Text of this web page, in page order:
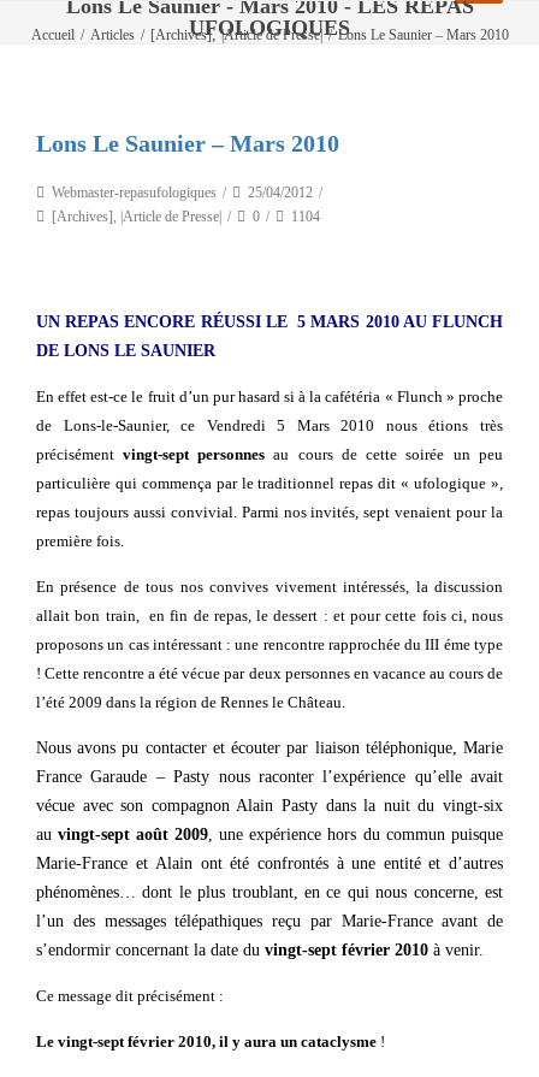
Lons Le Saunier - Mars 2010 - LES REPAS
UFOLOGIQUES
Accueil / Articles / [Archives],|Article de Presse| / Lons Le Saunier – Mars 2010
Lons Le Saunier – Mars 2010
Webmaster-repasufologiques
25/04/2012
[Archives], |Article de Presse| 0 1104
UN REPAS ENCORE RÉUSSI LE 5 MARS 2010 AU FLUNCH
DE LONS LE SAUNIER
En effet est-ce le fruit d’un pur hasard si à la cafétéria « Flunch » proche
de Lons-le-Saunier, ce Vendredi 5 Mars 2010 nous étions très
précisément vingt-sept personnes au cours de cette soirée un peu
particulière qui commença par le traditionnel repas dit « ufologique »,
repas toujours aussi convivial. Parmi nos invités, sept venaient pour la
première fois.
En présence de tous nos convives vivement intéressés, la discussion
allait bon train, en fin de repas, le dessert : et pour cette fois ci, nous
proposons un cas intéressant : une rencontre rapprochée du III éme type
! Cette rencontre a été vécue par deux personnes en vacance au cours de
l’été 2009 dans la région de Rennes le Château.
Nous avons pu contacter et écouter par liaison téléphonique, Marie
France Garaude – Pasty nous raconter l’expérience qu’elle avait
vécue avec son compagnon Alain Pasty dans la nuit du vingt-six
au vingt-sept août 2009, une expérience hors du commun puisque
Marie-France et Alain ont été confrontés à une entité et d’autres
phénomènes… dont le plus troublant, en ce qui nous concerne, est
l’un des messages télépathiques reçu par Marie-France avant de
s’endormir concernant la date du vingt-sept février 2010 à venir.
Ce message dit précisément :
Le vingt-sept février 2010, il y aura un cataclysme !